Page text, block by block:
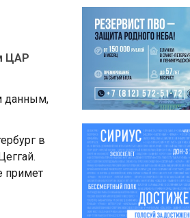
ЦАР
данным,
в
примет